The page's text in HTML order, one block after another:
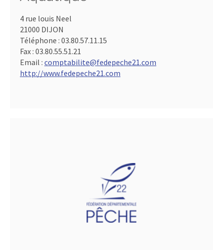
4 rue louis Neel
21000 DIJON
Téléphone : 03.80.57.11.15
Fax : 03.80.55.51.21
Email : comptabilite@fedepeche21.com
http://www.fedepeche21.com